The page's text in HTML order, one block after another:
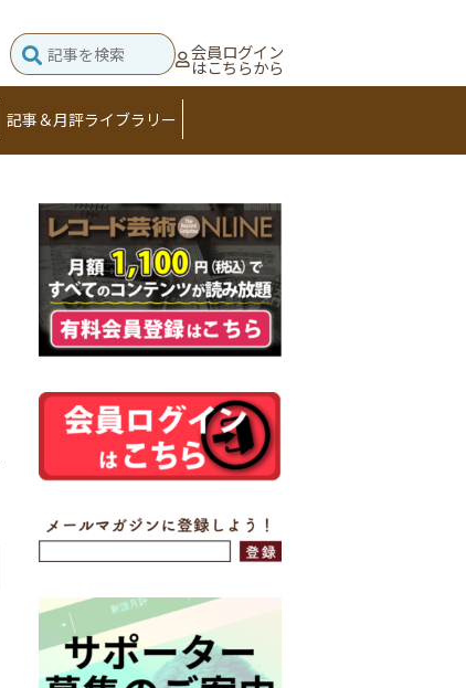
会員ログイン
はこちらから
記事＆月評ライブラリー